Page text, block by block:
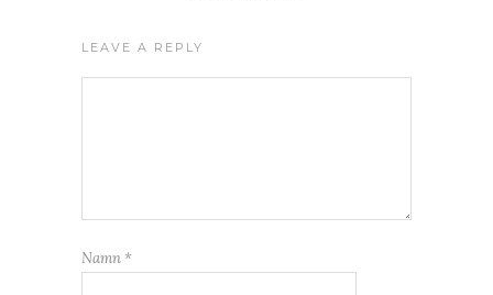
LEAVE A REPLY
Namn *